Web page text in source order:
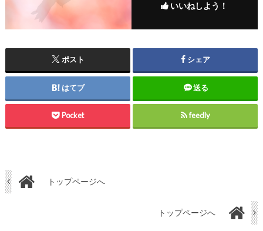
いいねしよう！
ポスト シェア
はてブ 送る
Pocket feedly
トップページへ
トップページへ